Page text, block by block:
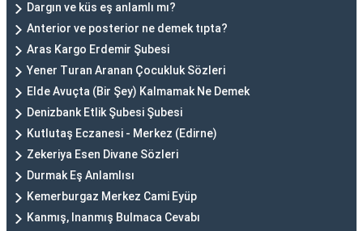
Dargın ve küs eş anlamlı mı?
Anterior ve posterior ne demek tıpta?
Aras Kargo Erdemir Şubesi
Yener Turan Aranan Çocukluk Sözleri
Elde Avuçta (Bir Şey) Kalmamak Ne Demek
Denizbank Etlik Şubesi Şubesi
Kutlutaş Eczanesi - Merkez (Edirne)
Zekeriya Esen Divane Sözleri
Durmak Eş Anlamlısı
Kemerburgaz Merkez Cami Eyüp
Kanmış, Inanmış Bulmaca Cevabı